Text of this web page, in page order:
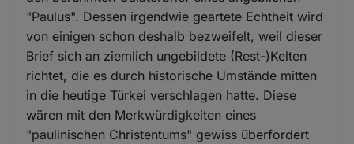
"Paulus". Dessen irgendwie geartete Echtheit wird
von einigen schon deshalb bezweifelt, weil dieser
Brief sich an ziemlich ungebildete (Rest-)Kelten
richtet, die es durch historische Umstände mitten
in die heutige Türkei verschlagen hatte. Diese
wären mit den Merkwürdigkeiten eines
"paulinischen Christentums" gewiss überfordert